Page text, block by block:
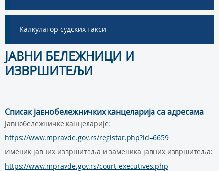
Калкулатор судских такси
ЈАВНИ БЕЛЕЖНИЦИ И
ИЗВРШИТЕЉИ
Списак јавнобележничких канцеларија са адресама
Јавнобележничке канцеларије:
https://www.mpravde.gov.rs/registar.php?id=6659
Именик јавних извршитеља и заменика јавних извршитеља:
https://www.mpravde.gov.rs/court-executives.php